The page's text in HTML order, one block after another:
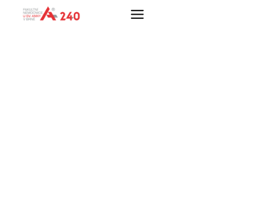
Přeskočit